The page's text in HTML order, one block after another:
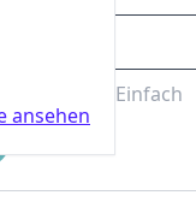
ansehen
Einfach